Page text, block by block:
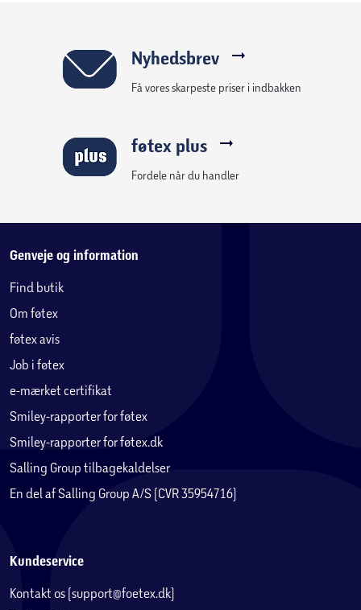
Nyhedsbrev
Få vores skarpeste priser i indbakken
føtex plus
Fordele når du handler
Genveje og information
Find butik
Om føtex
føtex avis
Job i føtex
e-mærket certifikat
Smiley-rapporter for føtex
Smiley-rapporter for føtex.dk
Salling Group tilbagekaldelser
En del af Salling Group A/S (CVR 35954716)
Kundeservice
Kontakt os (support@foetex.dk)